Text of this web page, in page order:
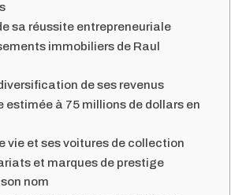
sa réussite entrepreneuriale
immobiliers de Raul
de ses revenus
estimée à 75 millions de dollars en
vie et ses voitures de collection
et marques de prestige
nom